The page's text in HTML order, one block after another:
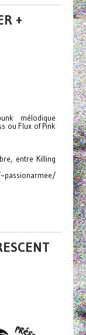
+
mélodique
ou Flux of Pink
entre Killing